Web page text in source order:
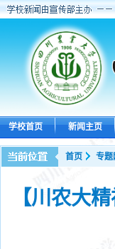
学校首页 新闻主页
首页 专题
【川农大